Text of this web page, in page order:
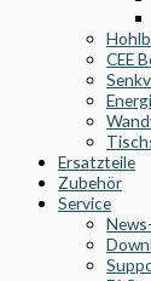
CEE
Ersatzteile
Zubehör
Service